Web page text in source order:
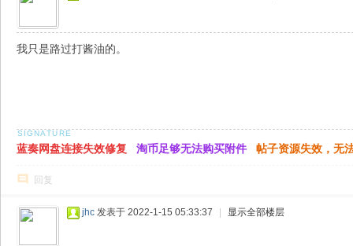
我只是路过打酱油的。
蓝奏网盘连接失效修复 淘币足够无法购买附件 帖子资源失效，无
回复
jhc 发表于 2022-1-15 05:33:37 显示全部楼层